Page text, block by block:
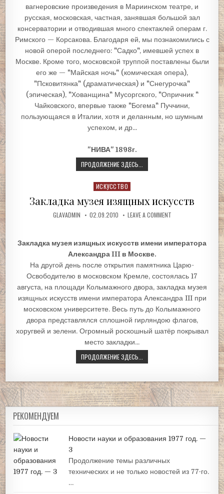
вагнеровские произведения в Мариинском театре, и
русская, московская, частная, занявшая большой зал
консерватории и отводившая много спектаклей операм г.
Римского — Корсакова. Благодаря ей, мы познакомились с
новой оперой последнего: "Садко", имевшей успех в
Москве. Кроме того, московской труппой поставлены были
его же — "Майская ночь" (комическая опера),
"Псковитянка" (драматическая) и "Снегурочка"
(эпическая), "Хованщина" Мусоргского, "Опричник "
Чайковского, впервые также "Богема" Пуччини,
пользующаяся в Италии, хотя и деланным, но шумным
успехом, и др...
"НИВА" 1898г.
ПРОДОЛЖЕНИЕ ЗДЕСЬ...
Posted
ИСКУССТВО
Закладка музея изящных искусств
GLAVADMIN 02.09.2010 LEAVE A COMMENT
Закладка музея изящных искусств имени императора
Александра III в Москве.
На другой день после открытия памятника Царю-
Освободителю в московском Кремле, состоялась 17
августа, на площади Колымажного двора, закладка музея
изящных искусств имени императора Александра III при
московском университете. Весь путь до Колымажного
двора представлялся сплошной гирляндою флагов,
хоругвей и зелени. Огромный роскошный шатёр покрывал
место закладки...
ПРОДОЛЖЕНИЕ ЗДЕСЬ...
РЕКОМЕНДУЕМ
Новости науки и образования 1977 год. —
3
Продолжение темы различных
технических и не только новостей из 77-го.
…